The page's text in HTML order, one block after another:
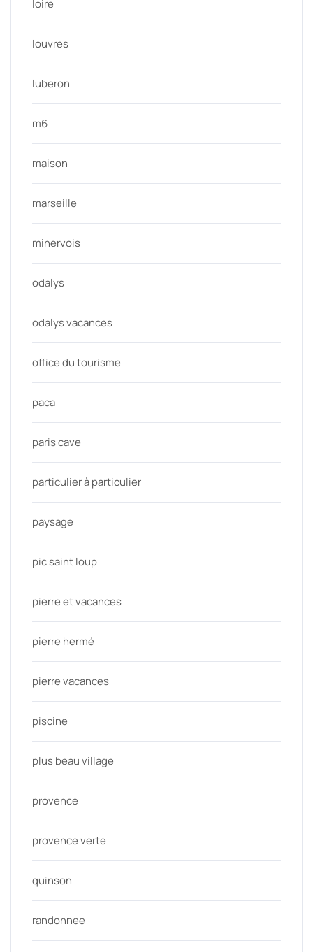
loire
louvres
luberon
m6
maison
marseille
minervois
odalys
odalys vacances
office du tourisme
paca
paris cave
particulier à particulier
paysage
pic saint loup
pierre et vacances
pierre hermé
pierre vacances
piscine
plus beau village
provence
provence verte
quinson
randonnee